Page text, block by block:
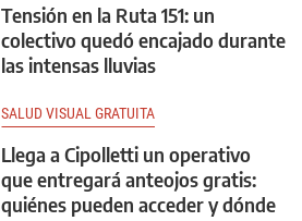
Tensión en la Ruta 151: un
colectivo quedó encajado durante
las intensas lluvias
SALUD VISUAL GRATUITA
Llega a Cipolletti un operativo
que entregará anteojos gratis:
quiénes pueden acceder y dónde